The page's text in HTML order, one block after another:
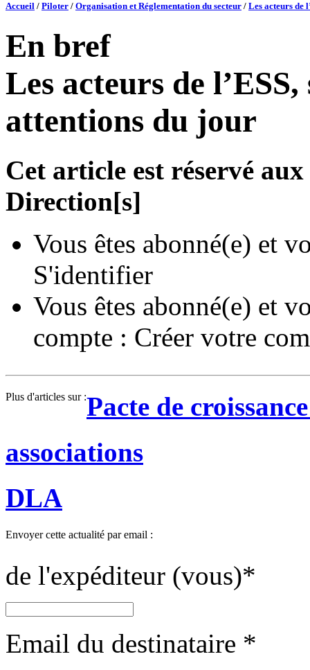
Accueil / Piloter / Organisation et Réglementation du secteur / Les acteurs de
En bref
Les acteurs de
attentions du jour
Cet article est réservé
Direction[s]
Vous êtes abonné(e) et
S'identifier
Vous êtes abonné(e) et
compte : Créer votre
Plus d'articles sur :Pacte de
associations
DLA
Envoyer cette actualité par email :
de l'expéditeur (vous)*
Email du destinataire *